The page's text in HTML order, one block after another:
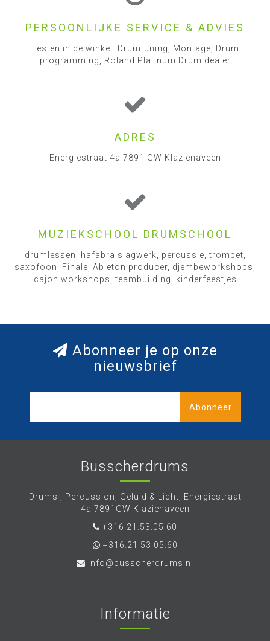
PERSOONLIJKE SERVICE & ADVIES
Testen in de winkel. Drumtuning, Montage, Drum
programming, Roland Platinum Drum dealer
ADRES
Energiestraat 4a 7891 GW Klazienaveen
MUZIEKSCHOOL DRUMSCHOOL
drumlessen, hafabra slagwerk, percussie, trompet,
saxofoon, Finale, Ableton producer, djembeworkshops,
cajon workshops, teambuilding, kinderfeestjes
Abonneer je op onze
nieuwsbrief
Abonneer
Busscherdrums
Drums , Percussion, Geluid & Licht, Energiestraat
4a 7891GW Klazienaveen
+316.21.53.05.60
+316.21.53.05.60
info@busscherdrums.nl
Informatie